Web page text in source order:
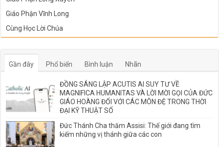
Giáo Phận Vĩnh Long
Cùng Học Lời Chúa
Gần đây Phổ biến Bình luận Nhãn
ĐỒNG SÁNG LẬP ACUTIS AI SUY TƯ VỀ
MAGNIFICA HUMANITAS VÀ LỜI MỜI GỌI CỦA ĐỨC
GIÁO HOÀNG ĐỐI VỚI CÁC MÔN ĐỆ TRONG THỜI
ĐẠI KỸ THUẬT SỐ
Đức Thánh Cha thăm Assisi: Thế giới đang tìm
kiếm những vị thánh giữa các con